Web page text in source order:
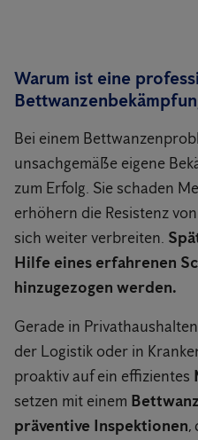
Warum ist eine
Bei einem
unsachgemäße eigene
zum Erfolg. Sie schaden
erhöhern die Resistenz
sich weiter verbreiten.
Hilfe eines erfahrenen
hinzugezogen werden.
Gerade in
der Logistik oder in
proaktiv auf ein effizientes
setzen mit einem
präventive Inspektionen,